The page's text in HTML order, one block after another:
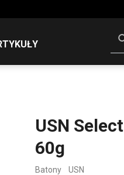
USN
60g
Batony USN